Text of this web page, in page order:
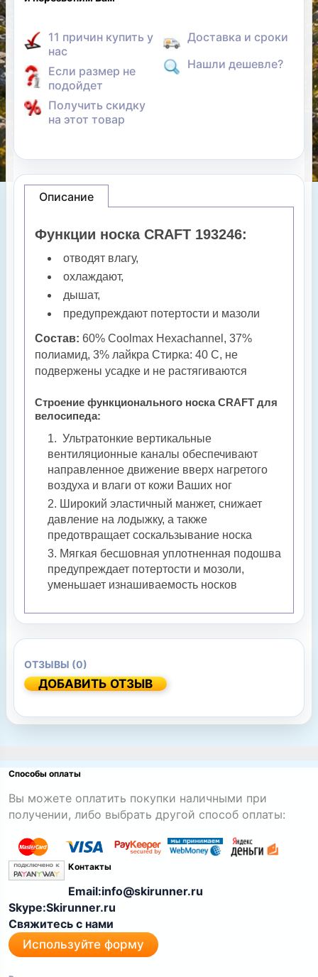
11 причин купить у
нас
Если размер не
подойдет
Получить скидку
на этот товар
Доставка и сроки
Нашли дешевле?
Описание
Функции носка CRAFT 193246:
отводят влагу,
охлаждают,
дышат,
предупреждают потертости и мазоли
Состав: 60% Coolmax Hexachannel, 37%
полиамид, 3% лайкра Стирка: 40 С, не
подвержены усадке и не растягиваются
Строение функционального носка CRAFT для
велосипеда:
Ультратонкие вертикальные
вентиляционные каналы обеспечивают
направленное движение вверх нагретого
воздуха и влаги от кожи Ваших ног
Широкий эластичный манжет, снижает
давление на лодыжку, а также
предотвращает соскальзывание носка
Мягкая бесшовная уплотненная подошва
предупреждает потертости и мозоли,
уменьшает изнашиваемость носков
ОТЗЫВЫ (0)
ДОБАВИТЬ ОТЗЫВ
Способы оплаты
Вы можете оплатить покупки наличными при
получении, либо выбрать другой способ оплаты:
Контакты
Email:info@skirunner.ru
Skype:Skirunner.ru
Свяжитесь с нами
Используйте форму